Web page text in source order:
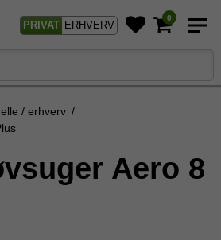
PRIVAT ERHVERV
0
/ erhverv /
Aero 8